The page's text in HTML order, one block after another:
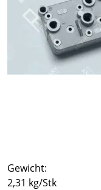
Gewicht:
2,31 kg/Stk